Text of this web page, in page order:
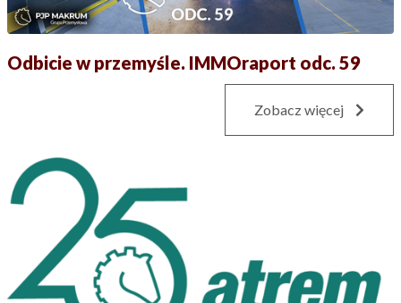
Odbicie w przemyśle. IMMOraport odc. 59
Zobacz więcej